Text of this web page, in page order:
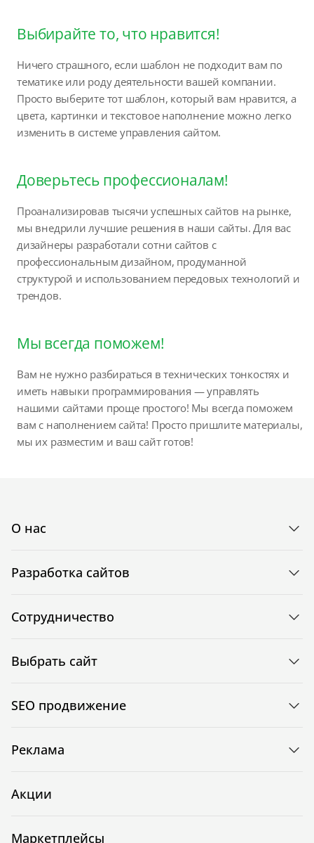
Выбирайте то, что нравится!
Ничего страшного, если шаблон не подходит вам по
тематике или роду деятельности вашей компании.
Просто выберите тот шаблон, который вам нравится, а
цвета, картинки и текстовое наполнение можно легко
изменить в системе управления сайтом.
Доверьтесь профессионалам!
Проанализировав тысячи успешных сайтов на рынке,
мы внедрили лучшие решения в наши сайты. Для вас
дизайнеры разработали сотни сайтов с
профессиональным дизайном, продуманной
структурой и использованием передовых технологий и
трендов.
Мы всегда поможем!
Вам не нужно разбираться в технических тонкостях и
иметь навыки программирования — управлять
нашими сайтами проще простого! Мы всегда поможем
вам с наполнением сайта! Просто пришлите материалы,
мы их разместим и ваш сайт готов!
О нас
Разработка сайтов
Сотрудничество
Выбрать сайт
SEO продвижение
Реклама
Акции
Маркетплейсы